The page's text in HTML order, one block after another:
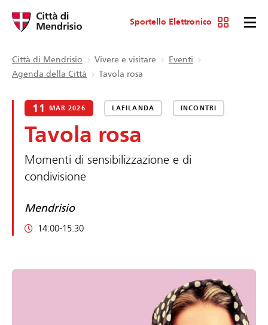
Sportello Elettronico
Città di Mendrisio Vivere e visitare
Eventi
Agenda della Città
Tavola rosa
11 MAR 2026 LAFILANDA INCONTRI
Tavola rosa
Momenti di sensibilizzazione e di
condivisione
Mendrisio
14:00-15:30